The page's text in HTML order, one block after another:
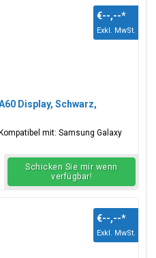
Modell der Galaxy A-Serie?
A41 Ersatzteile
in unserem
Galaxy A60 gehörenlcd-
Ladeanschluss USB-C-
Display, Schwarz,
mit: Samsung Galaxy
€--,--*
Exkl. MwSt.
Schicken Sie mir wenn
verfügbar!
€--,--*
Exkl. MwSt.